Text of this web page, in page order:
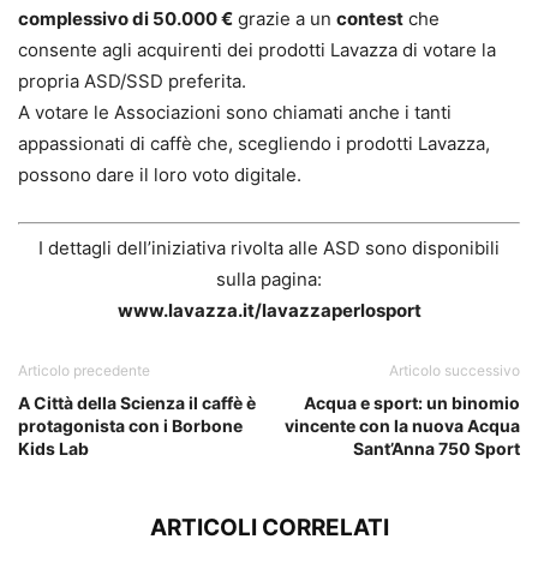
complessivo di 50.000 € grazie a un contest che
consente agli acquirenti dei prodotti Lavazza di votare la
propria ASD/SSD preferita.
A votare le Associazioni sono chiamati anche i tanti
appassionati di caffè che, scegliendo i prodotti Lavazza,
possono dare il loro voto digitale.
I dettagli dell’iniziativa rivolta alle ASD sono disponibili
sulla pagina:
www.lavazza.it/lavazzaperlosport
Articolo precedente
A Città della Scienza il caffè è
protagonista con i Borbone
Kids Lab
Articolo successivo
Acqua e sport: un binomio
vincente con la nuova Acqua
Sant’Anna 750 Sport
ARTICOLI CORRELATI